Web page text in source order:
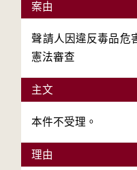
案由
聲請人因違反毒品危
憲法審查
主文
本件不受理。
理由